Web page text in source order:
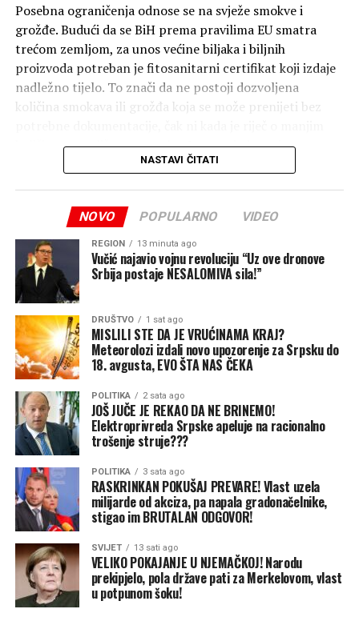
Posebna ograničenja odnose se na svježe smokve i
grožđe. Budući da se BiH prema pravilima EU smatra
trećom zemljom, za unos većine biljaka i biljnih
proizvoda potreban je fitosanitarni certifikat koji izdaje
nadležno tijelo. To znači da ne postoji dozvoljena
količina smokava ili grožđa koja se može prenijeti bez
količinama za ličnu upotrebu. I uz posjedovanje
certifikata, granične službe procjenjuju da li količina
uvoz. Od ovih pravila izuzeto je samo nekoliko vrsta voća
– ananas, kokos, durian, banane i datule (hurme), koje se
mogu unijeti bez fitosanitarnog certifikata.
Ako granične ili carinske službe pronađu voće koje ne
ispunjava propisane uslove, ono može biti oduzeto i
uništeno. Za neprijavljivanje robe koja podliježe
ograničenjima fizičkim osobama prijete novčane kazne
od 390 do čak 13.260 eura, zavisno od težine prekršaja.
Zbog toga se putnicima savjetuje da prije polaska
provjere važeće propise ili da svježe smokve i grožđe
kupe tek nakon ulaska u Hrvatsku, prenosi Avaz.
NASTAVI ČITATI
NOVO POPULARNO VIDEO
REGION 13 minuta ago
Vučić najavio vojnu revoluciju “Uz ove dronove
Srbija postaje NESALOMIVA sila!”
DRUŠTVO 1 sat ago
MISLILI STE DA JE VRUĆINAMA KRAJ?
Meteorolozi izdali novo upozorenje za Srpsku do
18. avgusta, EVO ŠTA NAS ČEKA
POLITIKA 2 sata ago
JOŠ JUČE JE REKAO DA NE BRINEMO!
Elektroprivreda Srpske apeluje na racionalno
trošenje struje???
POLITIKA 3 sata ago
RASKRINKAN POKUŠAJ PREVARE! Vlast uzela
milijarde od akciza, pa napala gradonačelnike,
stigao im BRUTALAN ODGOVOR!
SVIJET 13 sati ago
VELIKO POKAJANJE U NJEMAČKOJ! Narodu
prekipjelo, pola države pati za Merkelovom, vlast
u potpunom šoku!